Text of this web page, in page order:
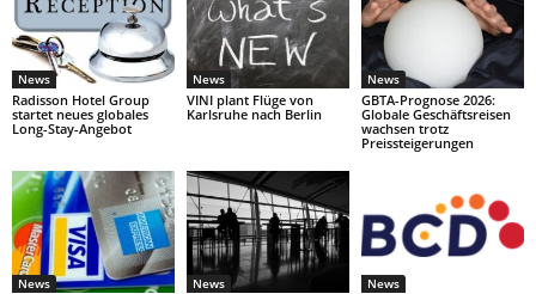
News
Radisson Hotel Group
startet neues globales
Long-Stay-Angebot
News
VINI plant Flüge von
Karlsruhe nach Berlin
News
GBTA-Prognose 2026:
Globale Geschäftsreisen
wachsen trotz
Preissteigerungen
News News News